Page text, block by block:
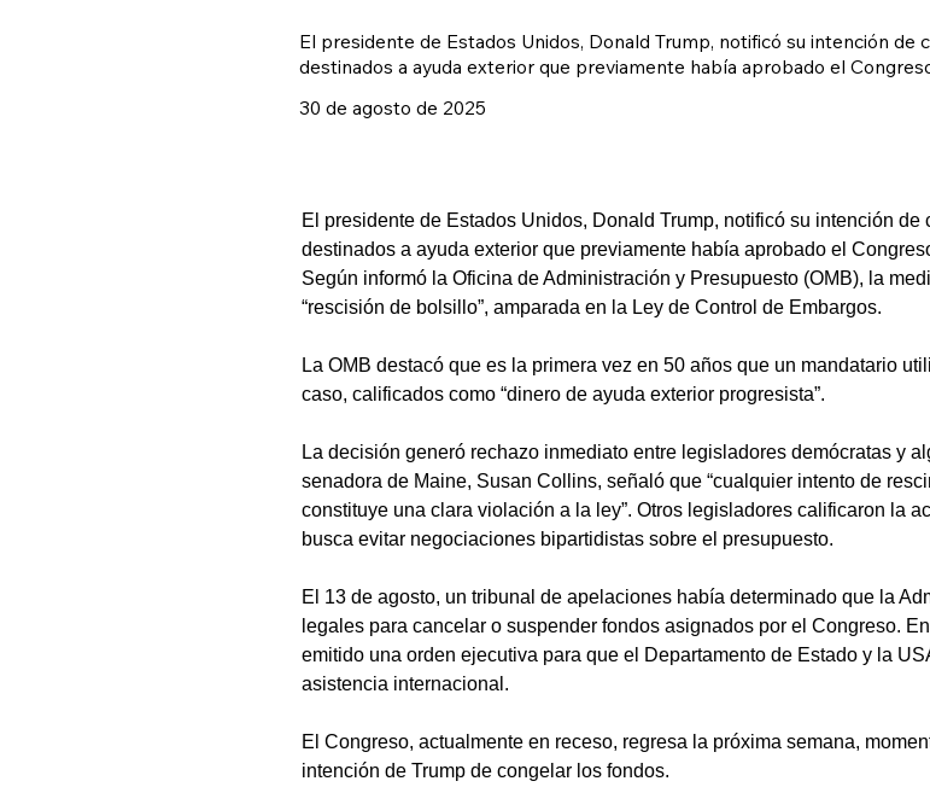
El presidente de Estados Unidos, Donald Trump, notificó su intención de
destinados a ayuda exterior que previamente había aprobado el
30 de agosto de 2025
El presidente de Estados Unidos, Donald Trump, notificó su intención
destinados a ayuda exterior que previamente había aprobado el
Según informó la Oficina de Administración y Presupuesto (OMB), la
“rescisión de bolsillo”, amparada en la Ley de Control de Embargos.
La OMB destacó que es la primera vez en 50 años que un mandatario
caso, calificados como “dinero de ayuda exterior progresista”.
La decisión generó rechazo inmediato entre legisladores demócratas y
senadora de Maine, Susan Collins, señaló que “cualquier intento de
constituye una clara violación a la ley”. Otros legisladores calificaron la
busca evitar negociaciones bipartidistas sobre el presupuesto.
El 13 de agosto, un tribunal de apelaciones había determinado que la
legales para cancelar o suspender fondos asignados por el Congreso.
emitido una orden ejecutiva para que el Departamento de Estado y la
asistencia internacional.
El Congreso, actualmente en receso, regresa la próxima semana,
intención de Trump de congelar los fondos.